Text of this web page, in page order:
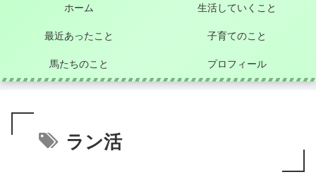
ホーム 生活していくこと
最近あったこと 子育てのこと
馬たちのこと プロフィール
ラン活